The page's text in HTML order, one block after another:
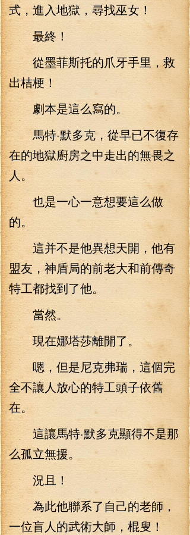
式，進入地獄，尋找巫女！
最終！
從墨菲斯托的爪牙手里，救
出桔梗！
劇本是這么寫的。
馬特·默多克，從早已不復存
在的地獄廚房之中走出的無畏之
人。
也是一心一意想要這么做
的。
這并不是他異想天開，他有
盟友，神盾局的前老大和前傳奇
特工都找到了他。
當然。
現在娜塔莎離開了。
嗯，但是尼克弗瑞，這個完
全不讓人放心的特工頭子依舊
在。
這讓馬特·默多克顯得不是那
么孤立無援。
況且！
為此他聯系了自己的老師，
一位盲人的武術大師，棍叟！